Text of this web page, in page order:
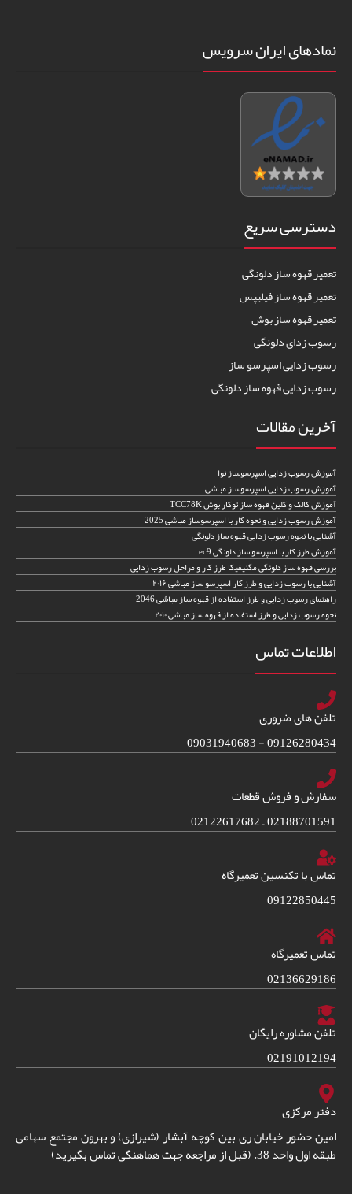
نمادهای ایران سرویس
دسترسی سریع
تعمیر قهوه ساز دلونگی
تعمیر قهوه ساز فیلیپس
تعمیر قهوه ساز بوش
رسوب زدای دلونگی
رسوب زدایی اسپرسو ساز
رسوب زدایی قهوه ساز دلونگی
آخرین مقالات
آموزش رسوب زدایی اسپرسوساز نوا
آموزش رسوب زدایی اسپرسوساز مباشی
آموزش کالک و کلین قهوه ساز توکار بوش TCC78K
آموزش رسوب زدایی و نحوه کار با اسپرسوساز مباشی 2025
آشنایی با نحوه رسوب زدایی قهوه ساز دلونگی
آموزش طرز کار با اسپرسو ساز دلونگی ec9
بررسی قهوه ساز دلونگی مگنیفیکا طرز کار و مراحل رسوب زدایی
آشنایی با رسوب زدایی و طرز کار اسپرسو ساز مباشی ۲۰۱۶
راهنمای رسوب زدایی و طرز استفاده از قهوه ساز مباشی 2046
نحوه رسوب زدایی و طرز استفاده از قهوه ساز مباشی ۲۰۱۰
اطلاعات تماس
تلفن های ضروری
09126280434 - 09031940683
سفارش و فروش قطعات
02188701591 – 02122617682
تماس با تکنسین تعمیرگاه
09122850445
تماس تعمیرگاه
02136629186
تلفن مشاوره رایگان
02191012194
دفتر مرکزی
امین حضور خیابان ری بین کوچه آبشار (شیرازی) و بهرون مجتمع سهامی
طبقه اول واحد 38. (قبل از مراجعه جهت هماهنگی تماس بگیرید)